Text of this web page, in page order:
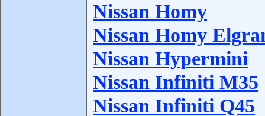
Nissan Homy
Nissan Homy
Nissan Hypermini
Nissan Infiniti M35
Nissan Infiniti Q45